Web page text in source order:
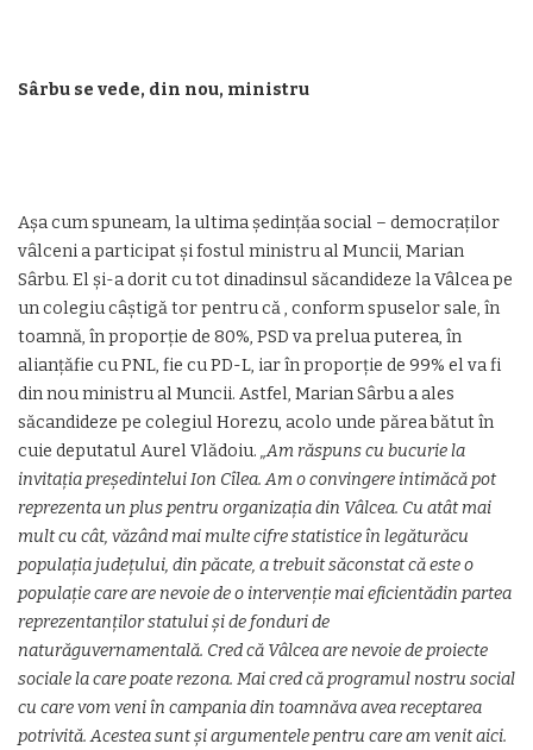
Sârbu se vede, din nou, ministru
Așa cum spuneam, la ultima ședințăa social – democraților
vâlceni a participat și fostul ministru al Muncii, Marian
Sârbu. El și-a dorit cu tot dinadinsul săcandideze la Vâlcea pe
un colegiu câștigă tor pentru că , conform spuselor sale, în
toamnă, în proporție de 80%, PSD va prelua puterea, în
alianțăfie cu PNL, fie cu PD-L, iar în proporție de 99% el va fi
din nou ministru al Muncii. Astfel, Marian Sârbu a ales
săcandideze pe colegiul Horezu, acolo unde părea bătut în
cuie deputatul Aurel Vlădoiu. „Am răspuns cu bucurie la
invitația președintelui Ion Cîlea. Am o convingere intimăcă pot
reprezenta un plus pentru organizația din Vâlcea. Cu atât mai
mult cu cât, văzând mai multe cifre statistice în legăturăcu
populația județului, din păcate, a trebuit săconstat că este o
populație care are nevoie de o intervenție mai eficientădin partea
reprezentanților statului și de fonduri de
naturăguvernamentală. Cred că Vâlcea are nevoie de proiecte
sociale la care poate rezona. Mai cred că programul nostru social
cu care vom veni în campania din toamnăva avea receptarea
potrivită. Acestea sunt și argumentele pentru care am venit aici.